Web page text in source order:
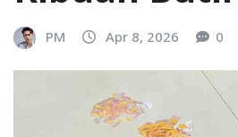
PM Apr 8, 2026 0